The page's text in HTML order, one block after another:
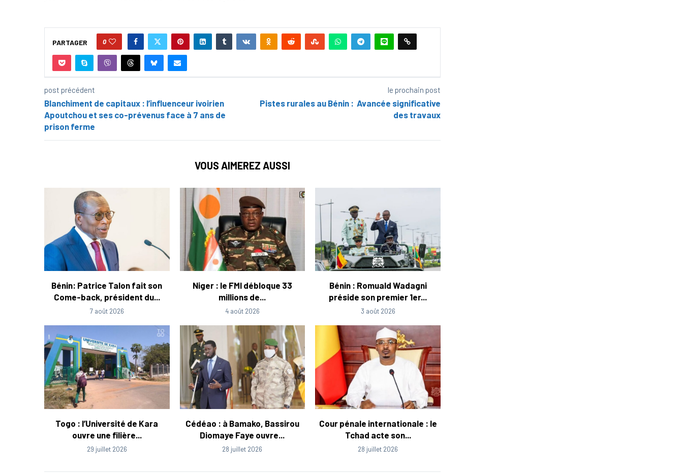
PARTAGER 0
post précédent
Blanchiment de capitaux : l’influenceur ivoirien
Apoutchou et ses co-prévenus face à 7 ans de
prison ferme
le prochain post
Pistes rurales au Bénin : Avancée significative
des travaux
VOUS AIMEREZ AUSSI
Bénin: Patrice Talon fait son
Come-back, président du...
7 août 2026
Niger : le FMI débloque 33
millions de...
4 août 2026
Bénin : Romuald Wadagni
préside son premier 1er...
3 août 2026
Togo : l’Université de Kara
ouvre une filière...
29 juillet 2026
Cédéao : à Bamako, Bassirou
Diomaye Faye ouvre...
28 juillet 2026
Cour pénale internationale : le
Tchad acte son...
28 juillet 2026